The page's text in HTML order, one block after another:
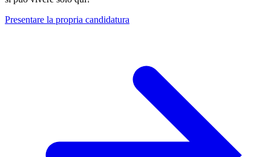
Presentare la propria candidatura